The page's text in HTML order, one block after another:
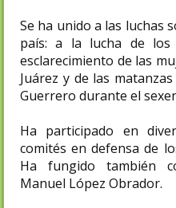
Se ha unido a las luchas
país: a la lucha de los
esclarecimiento de las
Juárez y de las
Guerrero durante el
Ha participado en
comités en defensa de
Ha fungido también
Manuel López Obrador.